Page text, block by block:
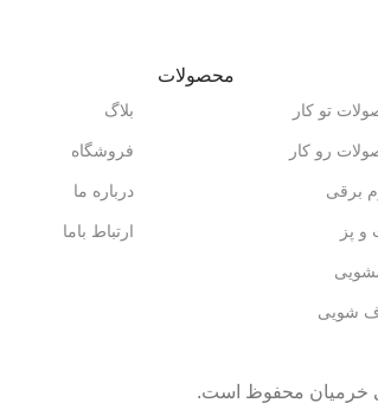
محصولات
تو کار
رو کار
برقی
و پز
شویی
بلاگ
فروشگاه
درباره ما
ارتباط باما
خرمیان محفوظ است.